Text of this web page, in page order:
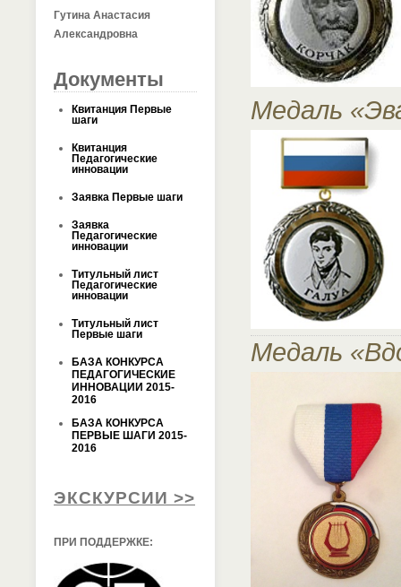
Гутина Анастасия
Александровна
Документы
Квитанция Первые
шаги
Квитанция
Педагогические
инновации
Заявка Первые шаги
Заявка
Педагогические
инновации
Титульный лист
Педагогические
инновации
Титульный лист
Первые шаги
БАЗА КОНКУРСА
ПЕДАГОГИЧЕСКИЕ
ИННОВАЦИИ 2015-
2016
БАЗА КОНКУРСА
ПЕРВЫЕ ШАГИ 2015-
2016
ЭКСКУРСИИ >>
ПРИ ПОДДЕРЖКЕ:
Медаль
Медаль